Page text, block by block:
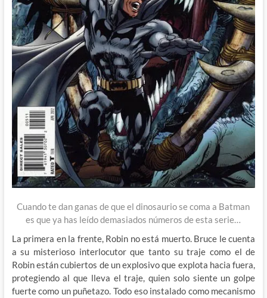
Cuando te dan ganas de que el dinosaurio se coma a Batman
es que ya has leído demasiados números de esta serie…
La primera en la frente, Robin no está muerto. Bruce le cuenta
a su misterioso interlocutor que tanto su traje como el de
Robin están cubiertos de un explosivo que explota hacia fuera,
protegiendo al que lleva el traje, quien solo siente un golpe
fuerte como un puñetazo. Todo eso instalado como mecanismo